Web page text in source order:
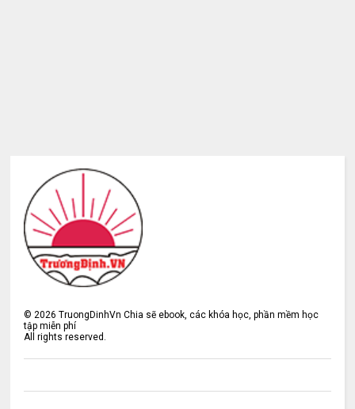
©2026 TruongDinhVn Chia sẽ ebook, các khóa học, phần mềm học
tập miễn phí
All rights reserved.